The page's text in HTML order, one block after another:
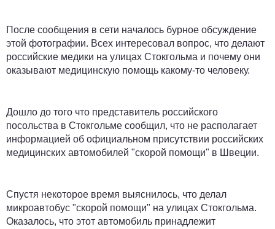
После сообщения в сети началось бурное обсуждение
этой фотографии. Всех интересовал вопрос, что делают
российские медики на улицах Стокгольма и почему они
оказывают медицинскую помощь какому-то человеку.
Дошло до того что представитель российского
посольства в Стокгольме сообщил, что не располагает
информацией об официальном присутствии российских
медицинских автомобилей "скорой помощи" в Швеции.
Спустя некоторое время выяснилось, что делал
микроавтобус "скорой помощи" на улицах Стокгольма.
Оказалось, что этот автомобиль принадлежит